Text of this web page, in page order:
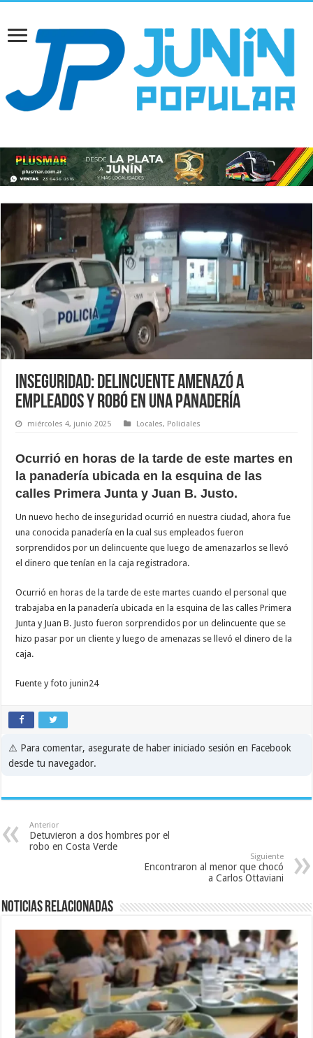
Inseguridad: Delincuente amenazó a
empleados y robó en una panadería
miércoles 4, junio 2025 Locales, Policiales
Ocurrió en horas de la tarde de este martes en
la panadería ubicada en la esquina de las
calles Primera Junta y Juan B. Justo.
Un nuevo hecho de inseguridad ocurrió en nuestra ciudad, ahora fue
una conocida panadería en la cual sus empleados fueron
sorprendidos por un delincuente que luego de amenazarlos se llevó
el dinero que tenían en la caja registradora.
Ocurrió en horas de la tarde de este martes cuando el personal que
trabajaba en la panadería ubicada en la esquina de las calles Primera
Junta y Juan B. Justo fueron sorprendidos por un delincuente que se
hizo pasar por un cliente y luego de amenazas se llevó el dinero de la
caja.
Fuente y foto junin24
⚠️ Para comentar, asegurate de haber iniciado sesión en Facebook
desde tu navegador.
Anterior
Detuvieron a dos hombres por el
robo en Costa Verde
Siguiente
Encontraron al menor que chocó
a Carlos Ottaviani
Noticias relacionadas